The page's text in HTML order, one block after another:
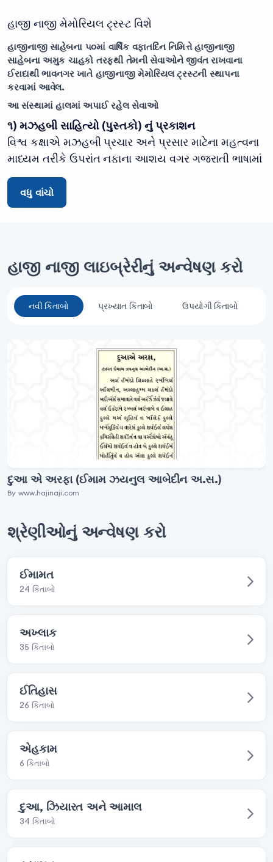
હાજી નાજી મેમોરિયલ ટ્રસ્ટ વિશે
હાજીનાજી સાહેબના ૫૦માં વાર્ષિક વફાતદિન નિમિત્તે હાજીનાજી
સાહેબના અમુક ચાહકો તરફથી તેમની સેવાઓને જીવંત રાખવાના
ઈરાદાથી ભાવનગર ખાતે હાજીનાજી મેમોરિયલ ટ્રસ્ટની સ્થાપના
કરવામાં આવેલ.
આ સંસ્થામાં હાલમાં અપાઈ રહેલ સેવાઓ
૧) મઝહબી સાહિત્યો (પુસ્તકો) નું પ્રકાશન
વિશ્વ કક્ષાએ મઝહબી પ્રચાર અને પ્રસાર માટેના મહત્વના
માધ્યમ તરીકે ઉપરાંત નફાના આશય વગર ગુજરાતી ભાષામાં
દીની કિતાબો પ્રસિદ્ધ કરવામાં આવે છે. હઝરત
આયતુલ્લાહ સીસ્તાની સાહેબે પ્રકાશન માટે રૂપિયા બે
લાખનો ઈજાઝો આપેલ છે.
શીઆ ઇસ્નાઅશરી કૌમના યતીમ, ગરીબ અને જરૂરતમંદ
બાળકોના શૈક્ષણિક વિકાસ તથા દીની તાલીમ માટે વિનામુલ્યે
જરૂરીયાતો પૂરી પાડવામાં આવે છે.
વધુ વાંચો
હાજી નાજી લાઇબ્રેરીનું અન્વેષણ કરો
નવી કિતાબો પ્રખ્યાત કિતાબો ઉપયોગી કિતાબો
દુઆ એ અરફા (ઈમામ ઝયનુલ આબેદીન અ.સ.)
By www.hajinaji.com
શ્રેણીઓનું અન્વેષણ કરો
ઈમામત
24 કિતાબો
અખ્લાક
35 કિતાબો
ઈતિહાસ
26 કિતાબો
એહકામ
6 કિતાબો
દુઆ, ઝિયારત અને આમાલ
34 કિતાબો